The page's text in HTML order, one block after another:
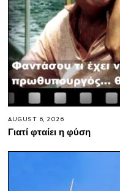
AUGUST 6, 2026
Γιατί φταίει η φύση